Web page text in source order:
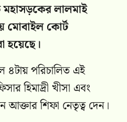
মহাসড়কের লালমাই
মোবাইল কোর্ট
হয়েছে।
৪টায় পরিচালিত এই
হিমাদ্রী খীসা এবং
আক্তার শিফা নেতৃত্ব দেন।